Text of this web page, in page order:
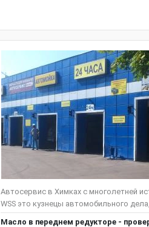
Автосервис в Химках с многолетней
WSS это кузнецы автомобильного
Масло в переднем редукторе -